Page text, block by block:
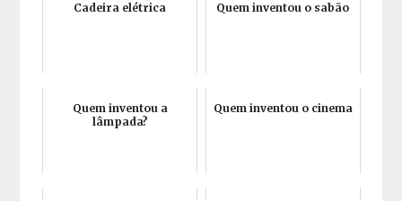
Cadeira elétrica Quem inventou o sabão
Quem inventou a
lâmpada?
Quem inventou o cinema